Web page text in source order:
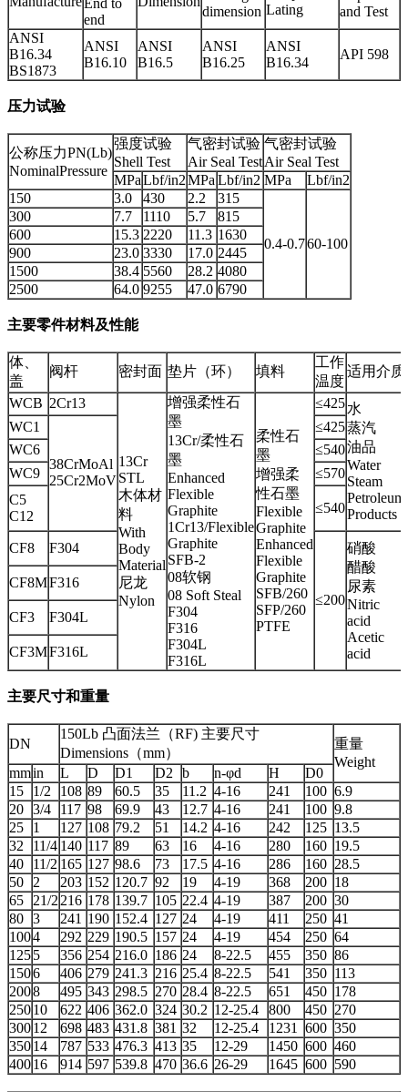
end
dimension Lating
and Test
ANSI
B16.34
BS1873
ANSI
B16.10
ANSI
B16.5
ANSI
B16.25
ANSI
B16.34
API 598
压力试验
公称压力PN(Lb)
NominalPressure
强度试验
Shell Test
气密封试验
Air Seal Test
气密封试验
Air Seal Test
MPaLbf/in2MPa Lbf/in2 MPa
Lbf/in2
150
3.0 430 2.2 315
0.4-0.760-100
300 7.7 1110 5.7
815
600
15.3 2220 11.3 1630
900
23.0 3330 17.0 2445
1500
38.4 5560 28.2 4080
2500
64.0 9255 47.0 6790
主要零件材料及性能
体、
盖
阀杆 密封面 垫片（环） 填料
工作
温度
适用介质
WCB 2Cr13
13Cr
STL
木体材
料
With
Body
Material
尼龙
Nylon
增强柔性石
墨
13Cr/柔性石
墨
Enhanced
Flexible
Graphite
1Cr13/Flexible
Graphite
SFB-2
08软钢
08 Soft Steal
F304
F316
F304L
F316L
柔性石
墨
增强柔
性石墨
Flexible
Graphite
Enhanced
Flexible
Graphite
SFB/260
SFP/260
PTFE
≤425水
蒸汽
油品
Water
Steam
Petroleum
Products
WC1
38CrMoAl
25Cr2MoV
≤425
WC6
≤540
WC9
≤570
C5
C12
≤540
CF8 F304
≤200
硝酸
醋酸
尿素
Nitric
acid
Acetic
acid
CF8MF316
CF3 F304L
CF3MF316L
主要尺寸和重量
DN
150Lb 凸面法兰（RF) 主要尺寸
Dimensions（mm）
重量
Weight
mmin L D D1 D2 b n-φd H
D0
15
1/2 108 89 60.5 35 11.2 4-16 241 100 6.9
20 3/4 117 98 69.9 43 12.7 4-16 241 100 9.8
25
1 127 108 79.2 51 14.2 4-16 242 125 13.5
32
11/4 140 117 89 63 16 4-16 280 160 19.5
40
11/2 165 127 98.6 73 17.5 4-16 286 160 28.5
50
2 203 152 120.7 92 19 4-19 368 200 18
65
21/2 216 178 139.7 105 22.4 4-19 387 200 30
80 3 241 190 152.4 127 24 4-19 411 250 41
1004 292 229 190.5 157 24 4-19 454 250 64
1255 356 254 216.0 186 24 8-22.5 455 350 86
1506 406 279 241.3 216 25.4 8-22.5 541 350 113
2008 495 343 298.5 270 28.4 8-22.5 651 450 178
25010 622 406 362.0 324 30.2 12-25.4 800 450 270
30012 698 483 431.8 381 32 12-25.4 1231 600 350
35014 787 533 476.3 413 35 12-29 1450 600 460
40016 914 597 539.8 470 36.6 26-29 1645 600 590